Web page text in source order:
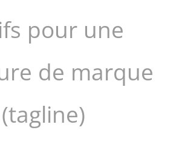
pour une
de marque
(tagline)